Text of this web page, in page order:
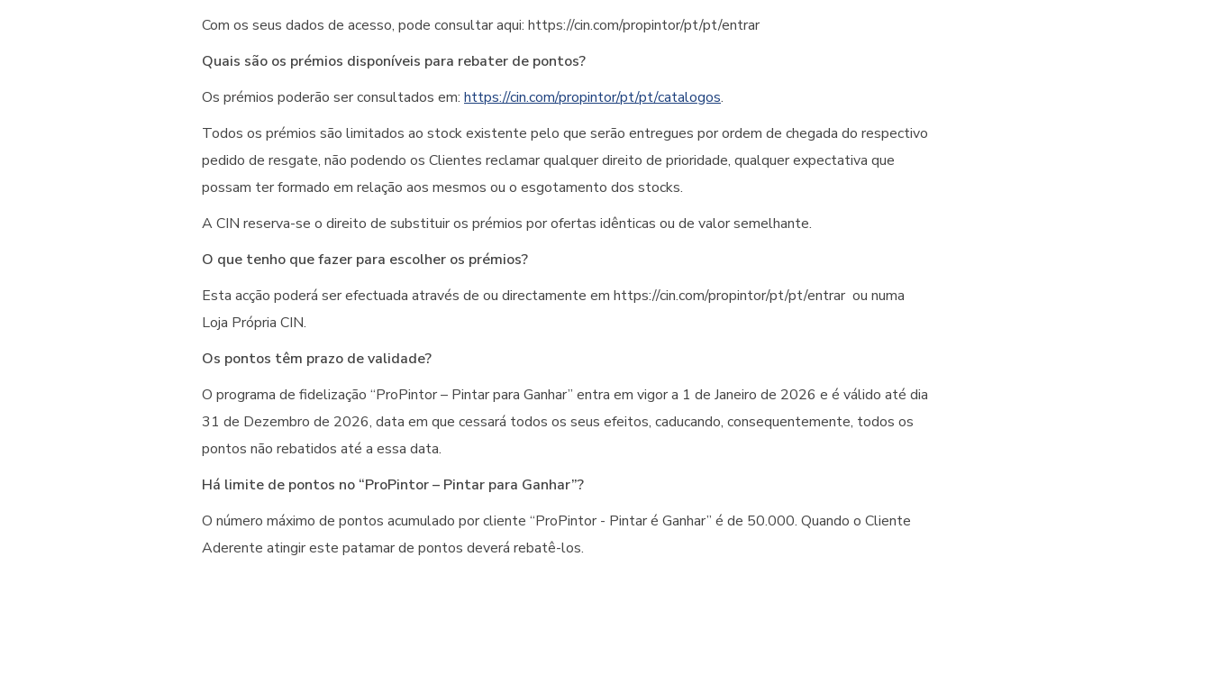
Com os seus dados de acesso, pode consultar aqui: https://cin.com/propintor/pt/pt/entrar
Quais são os prémios disponíveis para rebater de pontos?
Os prémios poderão ser consultados em: https://cin.com/propintor/pt/pt/catalogos.
Todos os prémios são limitados ao stock existente pelo que serão entregues por ordem de chegada do respectivo
pedido de resgate, não podendo os Clientes reclamar qualquer direito de prioridade, qualquer expectativa que
possam ter formado em relação aos mesmos ou o esgotamento dos stocks.
A CIN reserva-se o direito de substituir os prémios por ofertas idênticas ou de valor semelhante.
O que tenho que fazer para escolher os prémios?
Esta acção poderá ser efectuada através de ou directamente em https://cin.com/propintor/pt/pt/entrar ou numa
Loja Própria CIN.
Os pontos têm prazo de validade?
O programa de fidelização “ProPintor – Pintar para Ganhar” entra em vigor a 1 de Janeiro de 2026 e é válido até dia
31 de Dezembro de 2026, data em que cessará todos os seus efeitos, caducando, consequentemente, todos os
pontos não rebatidos até a essa data.
Há limite de pontos no “ProPintor – Pintar para Ganhar”?
O número máximo de pontos acumulado por cliente “ProPintor - Pintar é Ganhar” é de 50.000. Quando o Cliente
Aderente atingir este patamar de pontos deverá rebatê-los.